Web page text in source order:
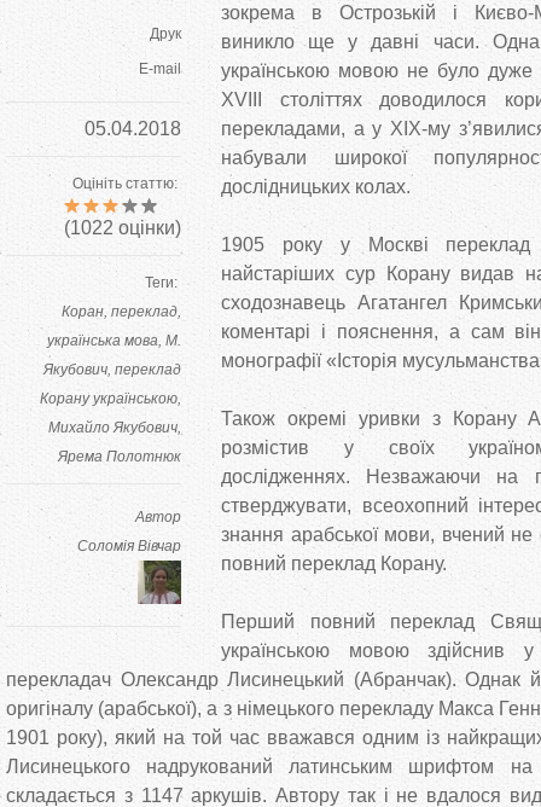
Друк
E-mail
05.04.2018
Оцініть статтю:
(1022 оцінки)
Теги:
Коран переклад
українська мова М.
Якубович переклад
Корану українською
Михайло Якубович
Ярема Полотнюк
Автор
Соломія Вівчар
зокрема в Острозькій і Києво-
виникло ще у давні часи. Однак
українською мовою не було
XVIII століттях доводилося
перекладами, а у ХІХ-му з’явилися
набували широкої
дослідницьких колах.
1905 року у Москві
найстаріших сур Корану видав
сходознавець Агатангел
коментарі і пояснення, а сам
монографії «Історія
Також окремі уривки з Корану
розмістив у своїх
дослідженнях. Незважаючи на
стверджувати, всеохопний
знання арабської мови, вчений не
повний переклад Корану.
Перший повний переклад
українською мовою здійснив
перекладач Олександр Лисинецький (Абранчак). Однак
оригіналу (арабської), а з німецького перекладу Макса
1901 року), який на той час вважався одним із
Лисинецького надрукований латинським шрифтом на
складається з 1147 аркушів. Автору так і не вдалося